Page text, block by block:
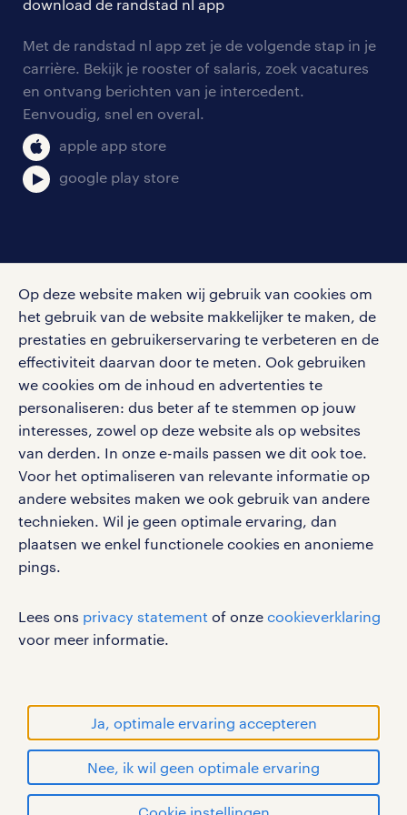
Op deze website maken wij gebruik van cookies om
het gebruik van de website makkelijker te maken, de
prestaties en gebruikerservaring te verbeteren en de
effectiviteit daarvan door te meten. Ook gebruiken
we cookies om de inhoud en advertenties te
personaliseren: dus beter af te stemmen op jouw
interesses, zowel op deze website als op websites
van derden. In onze e-mails passen we dit ook toe.
Voor het optimaliseren van relevante informatie op
andere websites maken we ook gebruik van andere
technieken. Wil je geen optimale ervaring, dan
plaatsen we enkel functionele cookies en anonieme
pings.
Lees ons privacy statement of onze cookieverklaring
voor meer informatie.
Ja, optimale ervaring accepteren
Nee, ik wil geen optimale ervaring
tarieven
personeel gezocht
aanmelden nieuwsbrief
blogs en artikelen
salarischecker
bruto-netto calculator
onze vestigingen
pers
klachten en misstanden
download de randstad nl app
Met de randstad nl app zet je de volgende stap in je
carrière. Bekijk je rooster of salaris, zoek vacatures
en ontvang berichten van je intercedent.
Eenvoudig, snel en overal.
apple app store
google play store
Volg ons voor de leukste content omtrent
vacatures, solliciteren en inspiratie.
werken bij randstad
gebruikersvoorwaarden
privacystatement
cookies
disclaimer
sitemap
RANDSTAD, HUMAN FORWARD en SHAPING THE
WORLD OF WORK zijn geregistreerde